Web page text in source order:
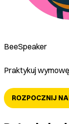
BeeSpeaker
Praktykuj wymowę
ROZPOCZNIJ